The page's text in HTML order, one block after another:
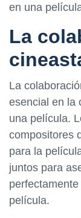
en una
La
La
esencial en la
una película.
compositores
para la
juntos para
película.